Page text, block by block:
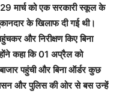
29 मार्च को एक सरकारी स्कूल के
के खिलाफ दी गई थी।
और निरीक्षण किए बिना
कहा कि 01 अप्रैल को
पहुंची और बिना ऑर्डर कुछ
और पुलिस की ओर से बस उन्हें